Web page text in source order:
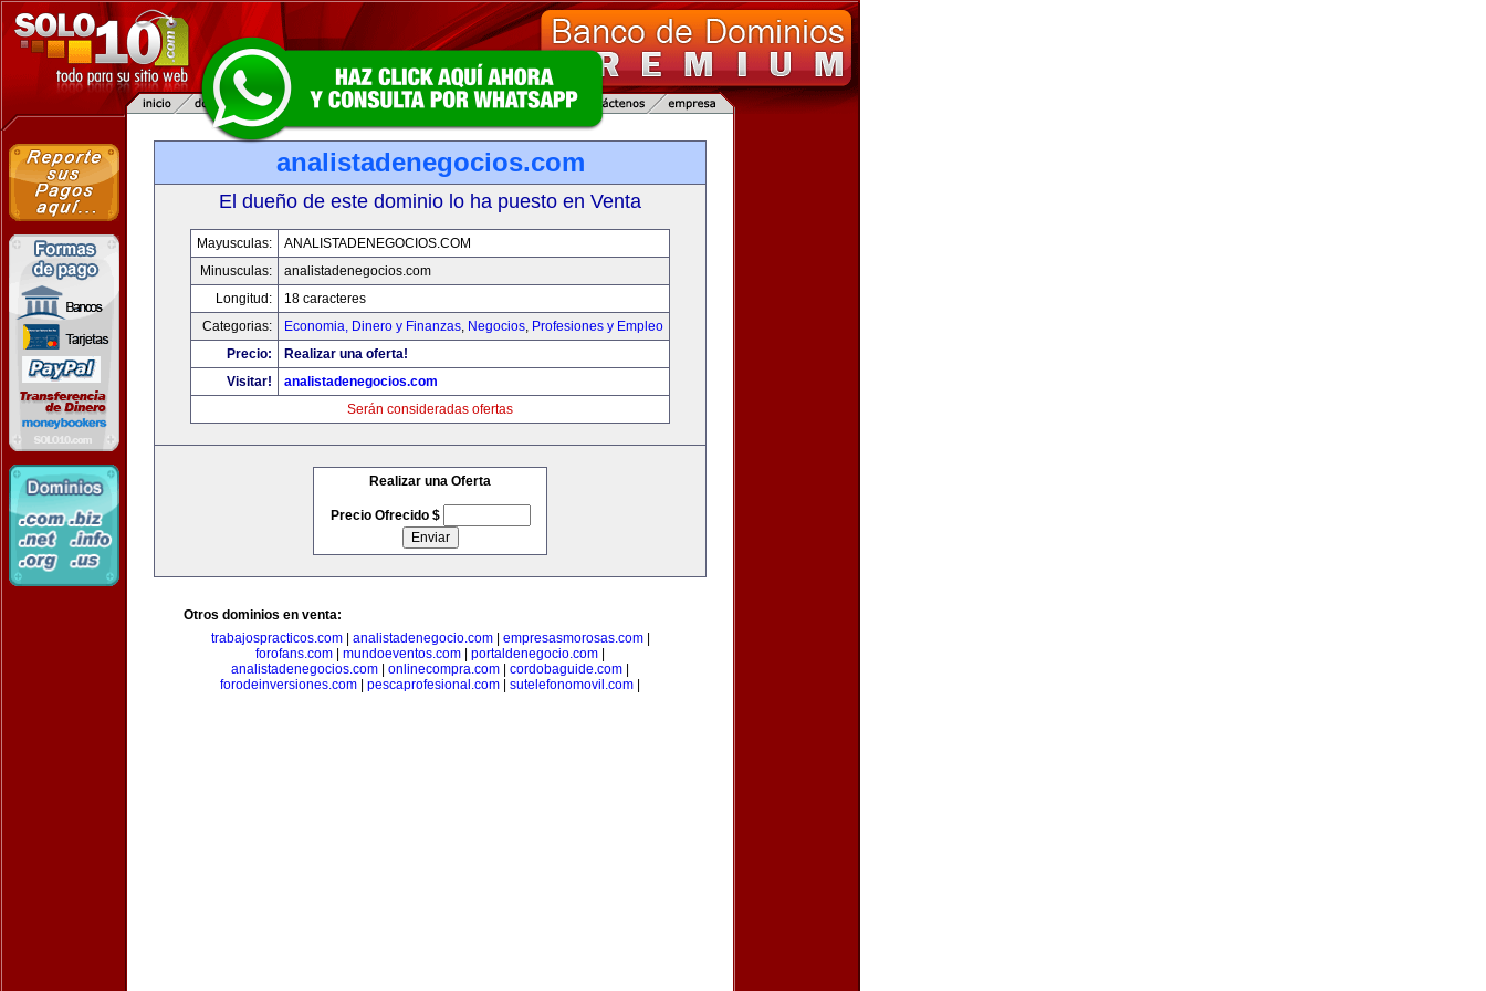
analistadenegocios.com
El dueño de este dominio lo ha puesto en Venta
Mayusculas:
ANALISTADENEGOCIOS.COM
Minusculas:
analistadenegocios.com
Longitud:
18 caracteres
Categorias:
Economia, Dinero y Finanzas, Negocios, Profesiones y Empleo
Precio:
Realizar una oferta!
Visitar!
analistadenegocios.com
Serán consideradas ofertas
Realizar una Oferta
Precio Ofrecido $
Otros dominios en venta:
trabajospracticos.com| analistadenegocio.com| empresasmorosas.com|
forofans.com
mundoeventos.com portaldenegocio.com
analistadenegocios.com
onlinecompra.com cordobaguide.com
forodeinversiones.com
pescaprofesional.com sutelefonomovil.com